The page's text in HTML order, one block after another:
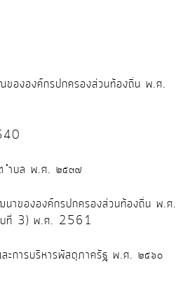
ณขององค์กรปกครองส่วนท้องถิ่น พ.ศ.
ำบล พ.ศ. ๒๕๓๗
นาขององค์กรปกครองส่วนท้องถิ่น พ.ศ.
บที่ 3) พ.ศ. 2561
ละการบริหารพัสดุภาครัฐ พ.ศ. ๒๕๖๐